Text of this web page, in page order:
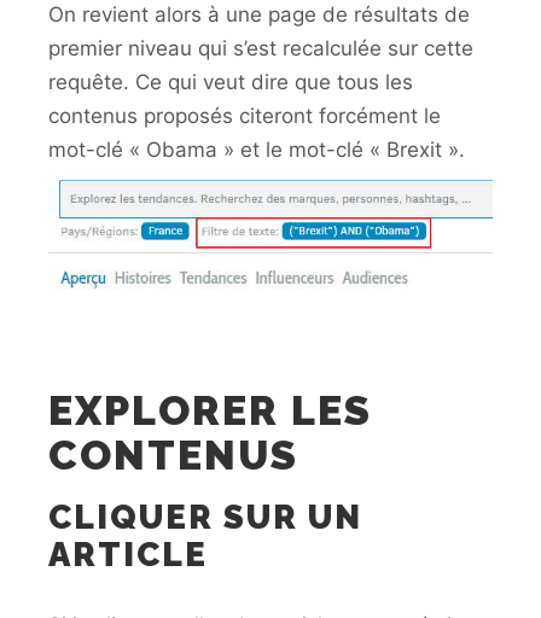
On revient alors à une page de résultats de
premier niveau qui s’est recalculée sur cette
requête. Ce qui veut dire que tous les
contenus proposés citeront forcément le
mot-clé « Obama » et le mot-clé « Brexit ».
EXPLORER LES
CONTENUS
CLIQUER SUR UN
ARTICLE